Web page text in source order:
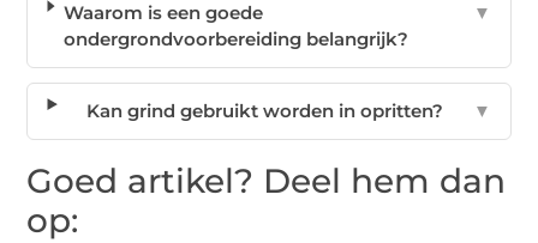
Waarom is een goede
ondergrondvoorbereiding belangrijk?
▼
Kan grind gebruikt worden in opritten? ▼
Goed artikel? Deel hem dan
op: